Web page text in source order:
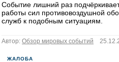
Событие лишний раз
работы сил противовоздушной
служб к подобным ситуациям.
Автор: Обзор мировых событий
ЖАЛОБА